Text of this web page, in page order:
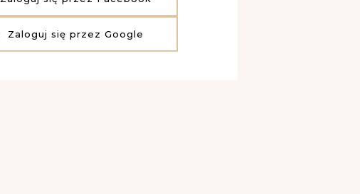
Zaloguj się przez Google